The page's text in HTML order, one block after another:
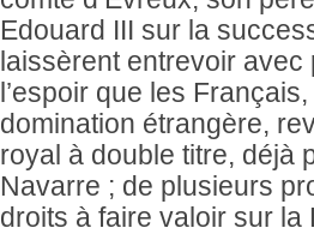
Edouard III sur la
laissèrent entrevoir avec
l’espoir que les
domination étrangère,
royal à double titre, déjà
Navarre ; de plusieurs
droits à faire valoir sur la